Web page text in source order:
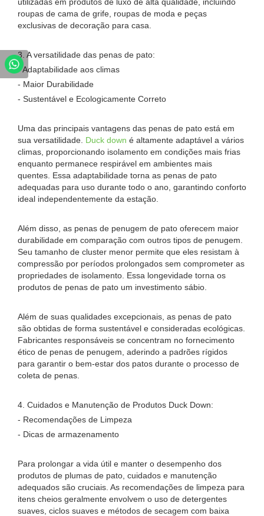
roupas de cama de grife, roupas de moda e peças
exclusivas de decoração para casa.
3. A versatilidade das penas de pato:
- Adaptabilidade aos climas
- Maior Durabilidade
- Sustentável e Ecologicamente Correto
Uma das principais vantagens das penas de pato está em
sua versatilidade. Duck down é altamente adaptável a vários
climas, proporcionando isolamento em condições mais frias
enquanto permanece respirável em ambientes mais
quentes. Essa adaptabilidade torna as penas de pato
adequadas para uso durante todo o ano, garantindo conforto
ideal independentemente da estação.
Além disso, as penas de penugem de pato oferecem maior
durabilidade em comparação com outros tipos de penugem.
Seu tamanho de cluster menor permite que eles resistam à
compressão por períodos prolongados sem comprometer as
propriedades de isolamento. Essa longevidade torna os
produtos de penas de pato um investimento sábio.
Além de suas qualidades excepcionais, as penas de pato
são obtidas de forma sustentável e consideradas ecológicas.
Fabricantes responsáveis ​​se concentram no fornecimento
ético de penas de penugem, aderindo a padrões rígidos
para garantir o bem-estar dos patos durante o processo de
coleta de penas.
4. Cuidados e Manutenção de Produtos Duck Down:
- Recomendações de Limpeza
- Dicas de armazenamento
Para prolongar a vida útil e manter o desempenho dos
produtos de plumas de pato, cuidados e manutenção
adequados são cruciais. As recomendações de limpeza para
itens cheios geralmente envolvem o uso de detergentes
suaves, ciclos suaves e métodos de secagem com baixa